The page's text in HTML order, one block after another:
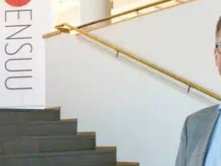
sitten
Jan Andersson vaimo
ja huhut
sitten